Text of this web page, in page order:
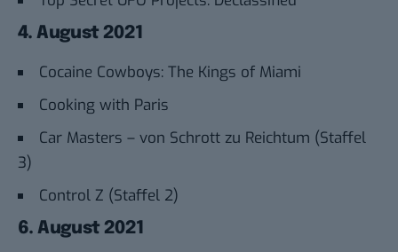
4. August 2021
Cocaine Cowboys: The Kings of Miami
Cooking with Paris
Car Masters – von Schrott zu Reichtum (Staffel
3)
Control Z (Staffel 2)
6. August 2021